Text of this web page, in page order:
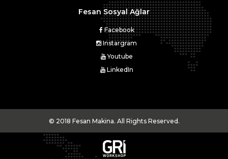
Fesan Sosyal Ağlar
Facebook
Instargram
Youtube
LinkedIn
© 2018 Fesan Makina. All Rights Reserved.